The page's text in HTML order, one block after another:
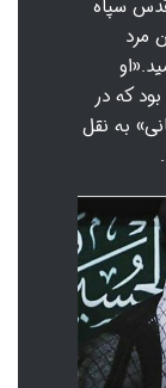
سپاه
مرد
که در
به نقل